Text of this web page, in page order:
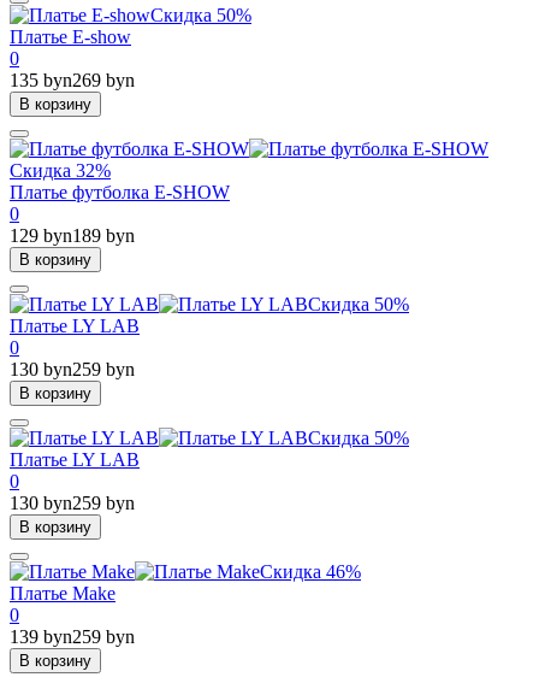
Скидка 50%
Платье E-show
0
135 byn269 byn
В корзину
Скидка 32%
Платье футболка E-SHOW
0
129 byn189 byn
В корзину
Скидка 50%
Платье LY LAB
0
130 byn259 byn
В корзину
Скидка 50%
Платье LY LAB
0
130 byn259 byn
В корзину
Скидка 46%
Платье Make
0
139 byn259 byn
В корзину